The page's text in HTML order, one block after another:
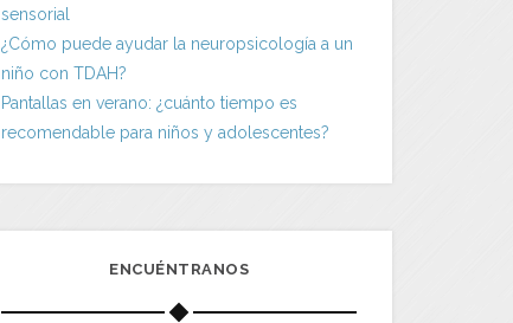
sensorial
¿Cómo puede ayudar la neuropsicología a un
niño con TDAH?
Pantallas en verano: ¿cuánto tiempo es
recomendable para niños y adolescentes?
ENCUÉNTRANOS